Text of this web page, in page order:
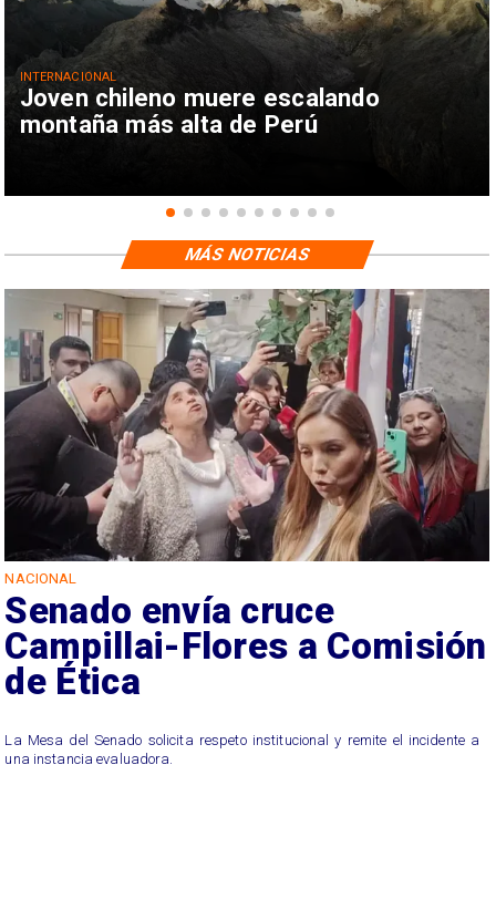
Joven chileno muere escalando
montaña más alta de Perú
INTERNACIONAL
NACIONAL
Senado envía cruce
Campillai-Flores a Comisión
de Ética
La Mesa del Senado solicita respeto institucional y remite el incidente a
una instancia evaluadora.
MÁS NOTICIAS